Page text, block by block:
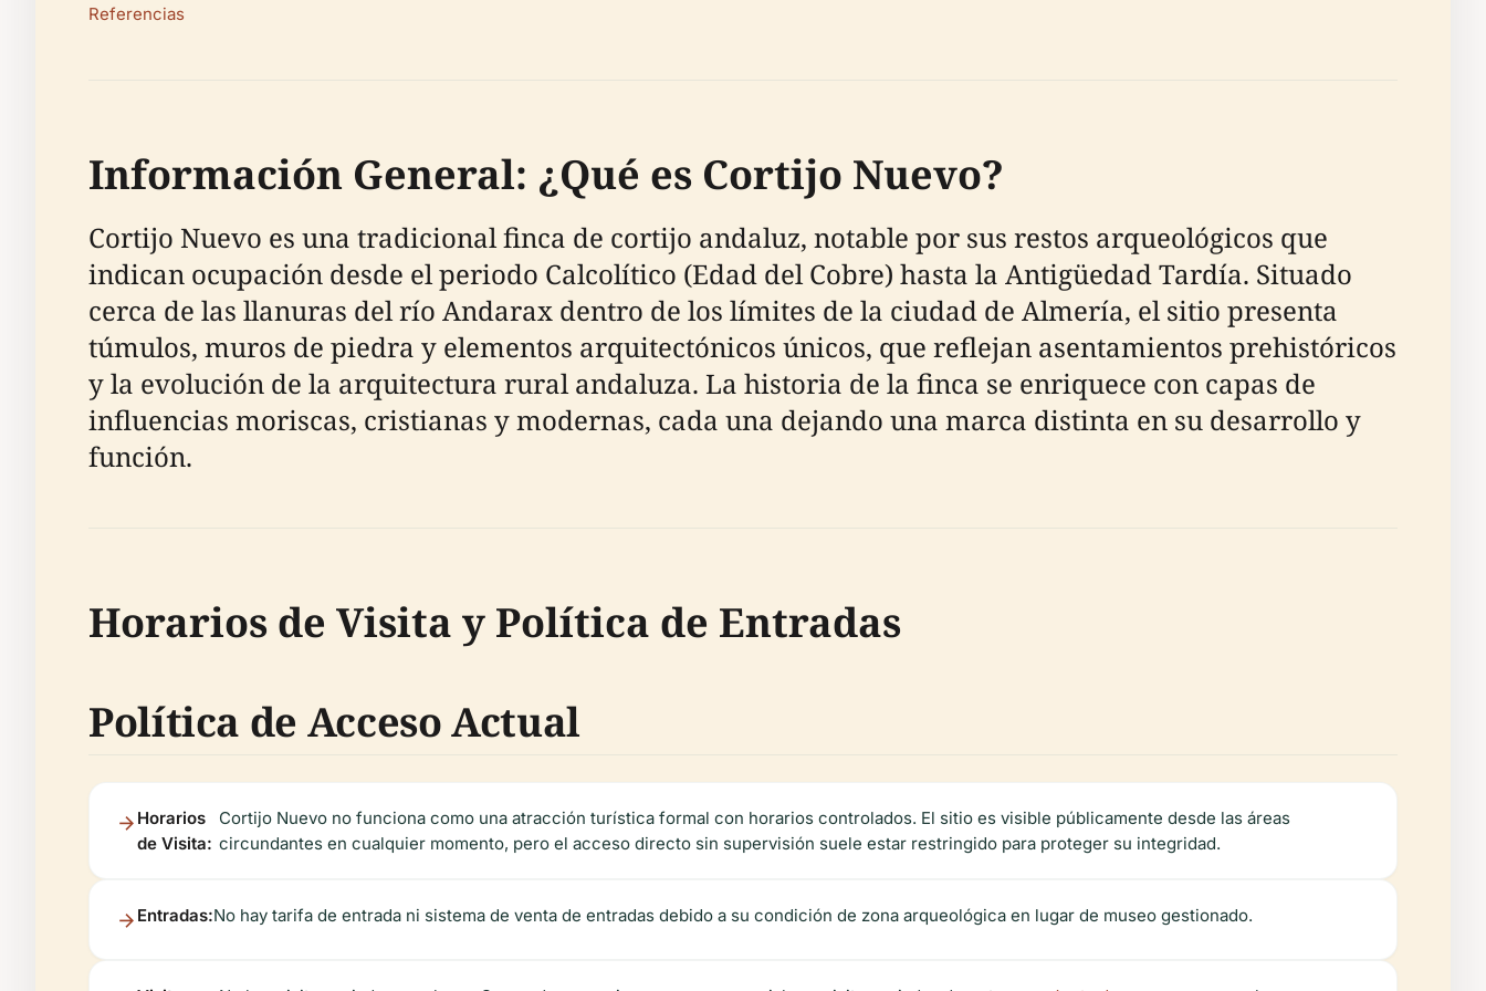
Referencias
Información General: ¿Qué es Cortijo Nuevo?
Cortijo Nuevo es una tradicional finca de cortijo andaluz, notable por sus restos arqueológicos que
indican ocupación desde el periodo Calcolítico (Edad del Cobre) hasta la Antigüedad Tardía. Situado
cerca de las llanuras del río Andarax dentro de los límites de la ciudad de Almería, el sitio presenta
túmulos, muros de piedra y elementos arquitectónicos únicos, que reflejan asentamientos prehistóricos
y la evolución de la arquitectura rural andaluza. La historia de la finca se enriquece con capas de
influencias moriscas, cristianas y modernas, cada una dejando una marca distinta en su desarrollo y
función.
Horarios de Visita y Política de Entradas
Política de Acceso Actual
Horarios
de Visita:
Cortijo Nuevo no funciona como una atracción turística formal con horarios controlados. El sitio es visible públicamente desde las áreas
circundantes en cualquier momento, pero el acceso directo sin supervisión suele estar restringido para proteger su integridad.
Entradas:No hay tarifa de entrada ni sistema de venta de entradas debido a su condición de zona arqueológica en lugar de museo gestionado.